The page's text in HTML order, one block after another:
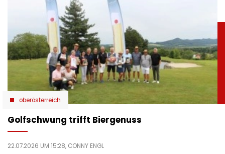
oberösterreich
Golfschwung trifft Biergenuss
22.07.2026 UM 15:28, CONNY ENGL